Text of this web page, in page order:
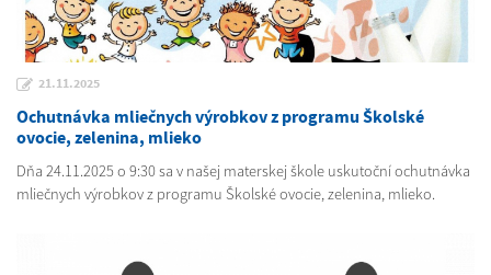
21.11.2025
Ochutnávka mliečnych výrobkov z programu Školské
ovocie, zelenina, mlieko
Dňa 24.11.2025 o 9:30 sa v našej materskej škole uskutoční ochutnávka
mliečnych výrobkov z programu Školské ovocie, zelenina, mlieko.